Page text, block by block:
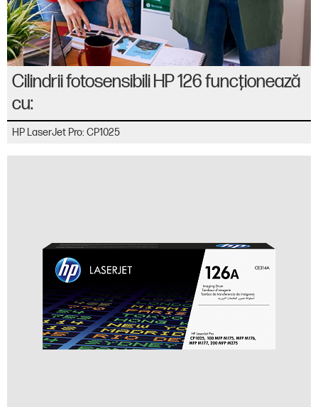
Cilindrii fotosensibili HP 126 funcţionează
cu:
HP LaserJet Pro: CP1025